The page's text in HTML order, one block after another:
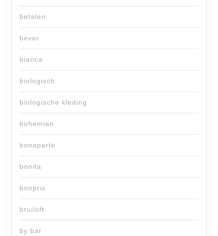
betalen
bever
bianca
biologisch
biologische kleding
bohemian
bonaparte
bonita
bonprix
bruiloft
by bar